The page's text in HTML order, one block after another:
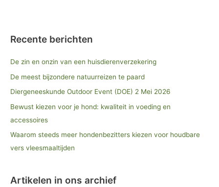
Recente berichten
De zin en onzin van een huisdierenverzekering
De meest bijzondere natuurreizen te paard
Diergeneeskunde Outdoor Event (DOE) 2 Mei 2026
Bewust kiezen voor je hond: kwaliteit in voeding en
accessoires
Waarom steeds meer hondenbezitters kiezen voor houdbare
vers vleesmaaltijden
Artikelen in ons archief